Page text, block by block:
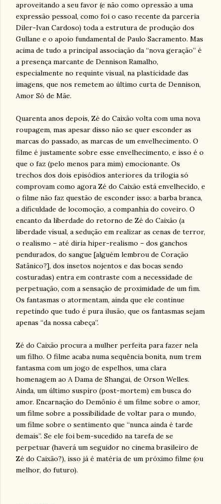
aproveitando a seu favor (e não como opressão a uma
expressão pessoal, como foi o caso recente da parceria
Diler-Ivan Cardoso) toda a estrutura de produção dos
Gullane e o apoio fundamental de Paulo Sacramento. Mas
acima de tudo a principal associação da “nova geração” é
a presença marcante de Dennison Ramalho,
especialmente no requinte visual, na plasticidade das
imagens, que nos remetem ao último curta de Dennison,
Amor Só de Mãe.
Quarenta anos depois, Zé do Caixão volta com uma nova
roupagem, mas apesar disso não se quer esconder as
marcas do passado, as marcas de um envelhecimento. O
filme é justamente sobre esse envelhecimento, e isso é o
que o faz (pelo menos para mim) emocionante. Os
trechos dos dois episódios anteriores da trilogia só
comprovam como agora Zé do Caixão está envelhecido, e
o filme não faz questão de esconder isso: a barba branca,
a dificuldade de locomoção, a companhia do coveiro. O
encanto da liberdade do retorno de Zé do Caixão (a
liberdade visual, a sedução em realizar as cenas de terror,
o realismo – até diria hiper-realismo – dos ganchos
pendurados, do sangue [alguém lembrou de Coração
Satânico?], dos insetos nojentos e das bocas sendo
costuradas) entra em contraste com a necessidade de
perpetuação, com a sensação de proximidade de um fim.
Os fantasmas o atormentam, ainda que ele continue
repetindo que tudo é pura ilusão, que os fantasmas sejam
apenas “da nossa cabeça”.
Zé do Caixão procura a mulher perfeita para fazer nela
um filho. O filme acaba numa sequência bonita, num trem
fantasma com um jogo de espelhos, uma clara
homenagem ao A Dama de Shangai, de Orson Welles.
Ainda, um último suspiro (post-mortem) em busca do
amor. Encarnação do Demônio é um filme sobre o amor,
um filme sobre a possibilidade de voltar para o mundo,
um filme sobre o sentimento que “nunca ainda é tarde
demais”. Se ele foi bem-sucedido na tarefa de se
perpetuar (haverá um seguidor no cinema brasileiro de
Zé do Caixão?), isso já é matéria de um próximo filme (ou
melhor, do futuro).